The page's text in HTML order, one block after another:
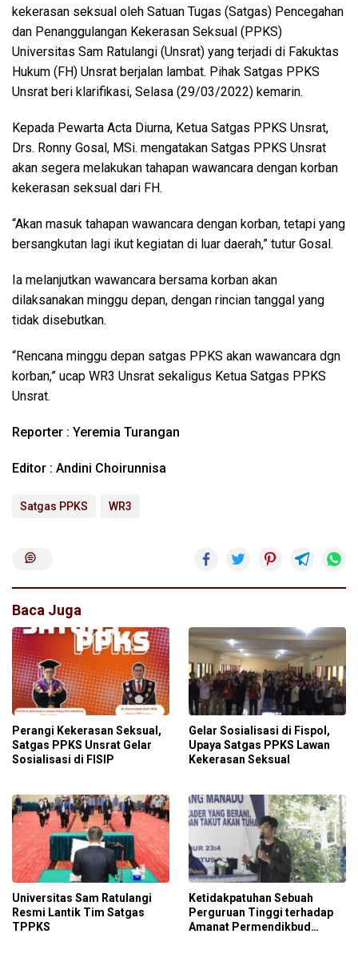
kekerasan seksual oleh Satuan Tugas (Satgas) Pencegahan
dan Penanggulangan Kekerasan Seksual (PPKS)
Universitas Sam Ratulangi (Unsrat) yang terjadi di Fakuktas
Hukum (FH) Unsrat berjalan lambat. Pihak Satgas PPKS
Unsrat beri klarifikasi, Selasa (29/03/2022) kemarin.
Kepada Pewarta Acta Diurna, Ketua Satgas PPKS Unsrat,
Drs. Ronny Gosal, MSi. mengatakan Satgas PPKS Unsrat
akan segera melakukan tahapan wawancara dengan korban
kekerasan seksual dari FH.
“Akan masuk tahapan wawancara dengan korban, tetapi yang
bersangkutan lagi ikut kegiatan di luar daerah,” tutur Gosal.
Ia melanjutkan wawancara bersama korban akan
dilaksanakan minggu depan, dengan rincian tanggal yang
tidak disebutkan.
“Rencana minggu depan satgas PPKS akan wawancara dgn
korban,” ucap WR3 Unsrat sekaligus Ketua Satgas PPKS
Unsrat.
Reporter : Yeremia Turangan
Editor : Andini Choirunnisa
Satgas PPKS WR3
Baca Juga
Perangi Kekerasan Seksual,
Satgas PPKS Unsrat Gelar
Sosialisasi di FISIP
Gelar Sosialisasi di Fispol,
Upaya Satgas PPKS Lawan
Kekerasan Seksual
Universitas Sam Ratulangi
Resmi Lantik Tim Satgas
TPPKS
Ketidakpatuhan Sebuah
Perguruan Tinggi terhadap
Amanat Permendikbud